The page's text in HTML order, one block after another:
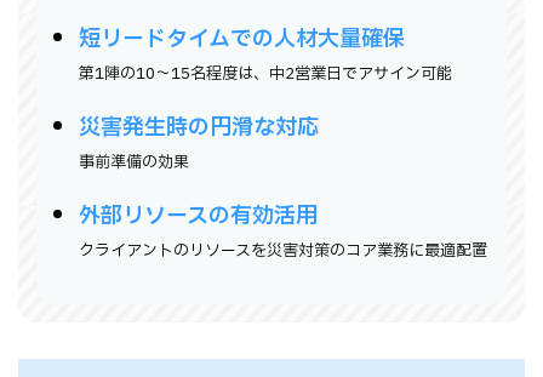
短リードタイムでの人材大量確保
→第1陣の10～15名程度は、中2営業日でアサイン可能
災害発生時の円滑な対応
→事前準備の効果
外部リソースの有効活用
→クライアントのリソースを災害対策のコア業務に最適配置